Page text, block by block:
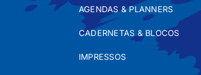
AGENDAS & PLANNERS
CADERNETAS & BLOCOS
IMPRESSOS